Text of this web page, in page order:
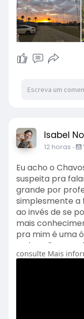
Isabel
12 horas -
Eu acho o
suspeita pra
grande por
simplesmente a
ao invés de se
mais
pra mim é uma
seria aplicar a
consulte Mais